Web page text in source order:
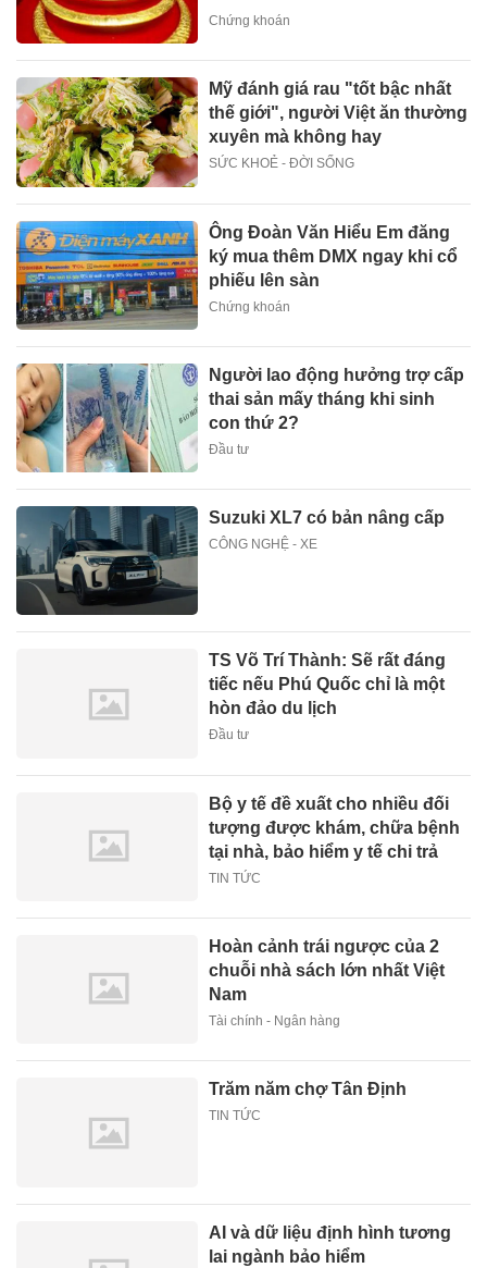
Chứng khoán
Mỹ đánh giá rau "tốt bậc nhất
thế giới", người Việt ăn thường
xuyên mà không hay
SỨC KHOẺ - ĐỜI SỐNG
Ông Đoàn Văn Hiểu Em đăng
ký mua thêm DMX ngay khi cổ
phiếu lên sàn
Chứng khoán
Người lao động hưởng trợ cấp
thai sản mấy tháng khi sinh
con thứ 2?
Đầu tư
Suzuki XL7 có bản nâng cấp
CÔNG NGHỆ - XE
TS Võ Trí Thành: Sẽ rất đáng
tiếc nếu Phú Quốc chỉ là một
hòn đảo du lịch
Đầu tư
Bộ y tế đề xuất cho nhiều đối
tượng được khám, chữa bệnh
tại nhà, bảo hiểm y tế chi trả
TIN TỨC
Hoàn cảnh trái ngược của 2
chuỗi nhà sách lớn nhất Việt
Nam
Tài chính - Ngân hàng
Trăm năm chợ Tân Định
TIN TỨC
AI và dữ liệu định hình tương
lai ngành bảo hiểm